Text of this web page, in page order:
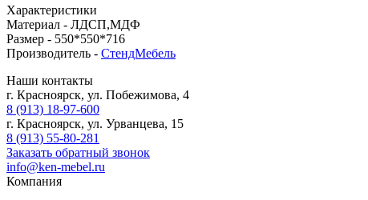
Характеристики
Материал - ЛДСП,МДФ
Размер - 550*550*716
Производитель - СтендМебель
Наши контакты
г. Красноярск, ул. Побежимова, 4
8 (913) 18-97-600
г. Красноярск, ул. Урванцева, 15
8 (913) 55-80-281
Заказать обратный звонок
info@ken-mebel.ru
Компания